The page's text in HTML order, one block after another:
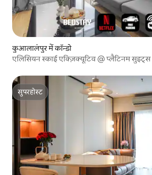
कुआलालंपुर में कॉन्डो
एलिसियन स्काई एक्ज़िक्यूटिव @ प्लैटिनम
सुपरहोस्ट
सुपरहोस्ट